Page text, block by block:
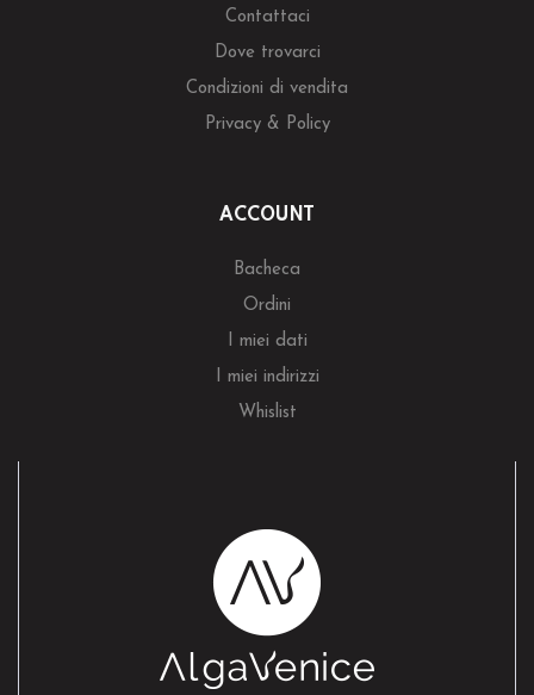
Contattaci
Dove trovarci
Condizioni di vendita
Privacy & Policy
ACCOUNT
Bacheca
Ordini
I miei dati
I miei indirizzi
Whislist